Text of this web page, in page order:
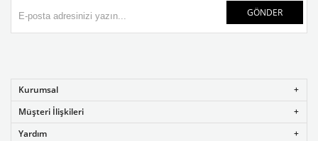
GÖNDER
Kurumsal
Müşteri İlişkileri
Yardım